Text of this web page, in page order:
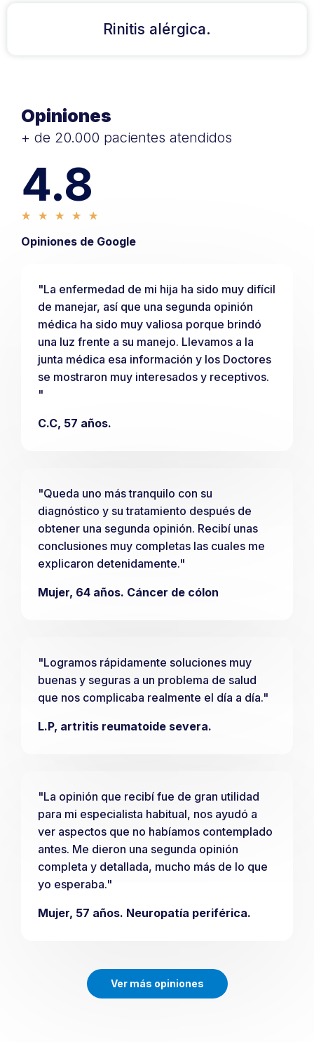
Rinitis alérgica.
Opiniones
+ de 20.000 pacientes atendidos
4.8
★ ★ ★ ★ ★
Opiniones de Google
"La enfermedad de mi hija ha sido muy difícil
de manejar, así que una segunda opinión
médica ha sido muy valiosa porque brindó
una luz frente a su manejo. Llevamos a la
junta médica esa información y los Doctores
se mostraron muy interesados y receptivos.
"
C.C, 57 años.
"Queda uno más tranquilo con su
diagnóstico y su tratamiento después de
obtener una segunda opinión. Recibí unas
conclusiones muy completas las cuales me
explicaron detenidamente."
Mujer, 64 años. Cáncer de cólon
"Logramos rápidamente soluciones muy
buenas y seguras a un problema de salud
que nos complicaba realmente el día a día."
L.P, artritis reumatoide severa.
"La opinión que recibí fue de gran utilidad
para mi especialista habitual, nos ayudó a
ver aspectos que no habíamos contemplado
antes. Me dieron una segunda opinión
completa y detallada, mucho más de lo que
yo esperaba."
Mujer, 57 años. Neuropatía periférica.
Ver más opiniones